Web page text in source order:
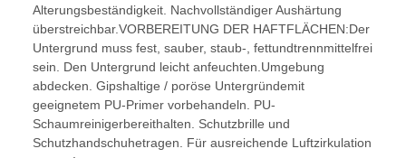
Alterungsbeständigkeit. Nachvollständiger Aushärtung
überstreichbar.VORBEREITUNG DER HAFTFLÄCHEN:Der
Untergrund muss fest, sauber, staub-, fettundtrennmittelfrei
sein. Den Untergrund leicht anfeuchten.Umgebung
abdecken. Gipshaltige / poröse Untergründemit
geeignetem PU-Primer vorbehandeln. PU-
Schaumreinigerbereithalten. Schutzbrille und
Schutzhandschuhetragen. Für ausreichende Luftzirkulation